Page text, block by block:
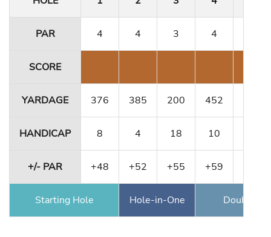
PAR 4 4 3 4
SCORE
YARDAGE 376 385 200 452
HANDICAP 8 4 18 10
+/- PAR +48 +52 +55 +59
Starting Hole Hole-in-One Double